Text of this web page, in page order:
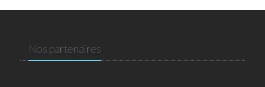
Nos partenaires